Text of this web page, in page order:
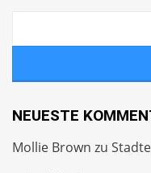
NEUESTE
Mollie Brown zu